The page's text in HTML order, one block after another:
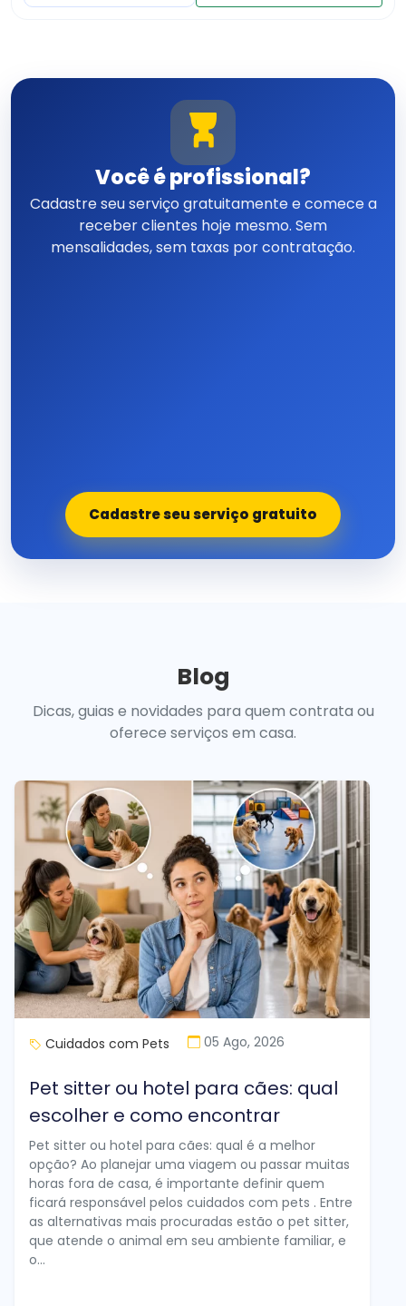
Você é profissional?
Cadastre seu serviço gratuitamente e comece a
receber clientes hoje mesmo. Sem
mensalidades, sem taxas por contratação.
Cadastre seu serviço gratuito
Blog
Dicas, guias e novidades para quem contrata ou
oferece serviços em casa.
Cuidados com Pets 05 Ago, 2026
Pet sitter ou hotel para cães: qual
escolher e como encontrar
Pet sitter ou hotel para cães: qual é a melhor
opção? Ao planejar uma viagem ou passar muitas
horas fora de casa, é importante definir quem
ficará responsável pelos cuidados com pets . Entre
as alternativas mais procuradas estão o pet sitter,
que atende o animal em seu ambiente familiar, e
o...